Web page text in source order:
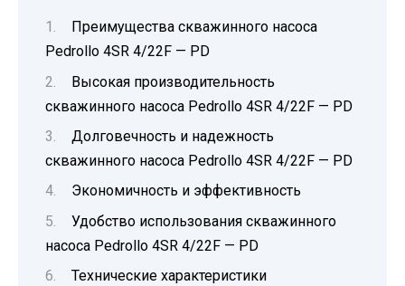
Преимущества скважинного насоса
Pedrollo 4SR 4/22F — PD
Высокая производительность
скважинного насоса Pedrollo 4SR 4/22F — PD
Долговечность и надежность
скважинного насоса Pedrollo 4SR 4/22F — PD
Экономичность и эффективность
Удобство использования скважинного
насоса Pedrollo 4SR 4/22F — PD
Технические характеристики